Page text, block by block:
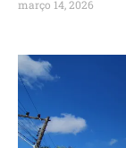
março 14, 2026